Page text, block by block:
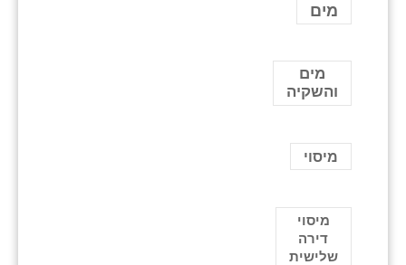
מים
מים
והשקיה
מיסוי
מיסוי
דירה
שלישית